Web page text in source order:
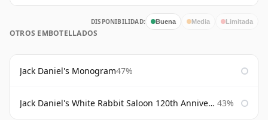
DISPONIBILIDAD: Buena Media Limitada
OTROS EMBOTELLADOS
Jack Daniel's Monogram47%
Jack Daniel's White Rabbit Saloon 120th Anniversary 43%